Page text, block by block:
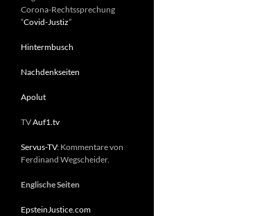
Corona-Rechtssprechung
“Covid-Justiz”
Hintermbusch
Nachdenkseiten
Apolut
TVAuf1.tv
Servus-TV: Kommentare von
Ferdinand Wegscheider.
Englische Seiten
EpsteinJustice.com